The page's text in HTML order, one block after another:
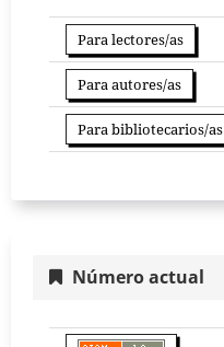
Para lectores/as
Para autores/as
Para bibliotecarios/as
Número actual